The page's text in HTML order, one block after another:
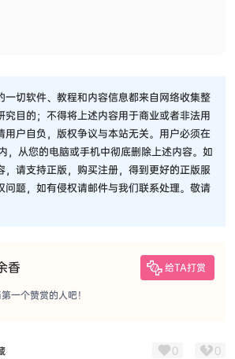
一切软件、教程和内容信息都来自网络收集整
究目的；不得将上述内容用于商业或者非法用
用户自负，版权争议与本站无关。用户必须在
，从您的电脑或手机中彻底删除上述内容。如
，请支持正版，购买注册，得到更好的正版服
问题，如有侵权请邮件与我们联系处理。敬请
香 给TA打赏
一个赞赏的人吧！
0 0